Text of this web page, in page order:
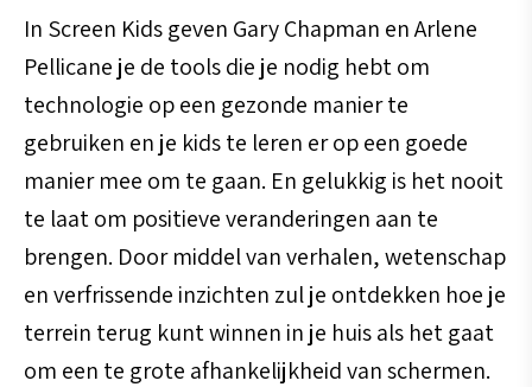
In Screen Kids geven Gary Chapman en Arlene
Pellicane je de tools die je nodig hebt om
technologie op een gezonde manier te
gebruiken en je kids te leren er op een goede
manier mee om te gaan. En gelukkig is het nooit
te laat om positieve veranderingen aan te
brengen. Door middel van verhalen, wetenschap
en verfrissende inzichten zul je ontdekken hoe je
terrein terug kunt winnen in je huis als het gaat
om een te grote afhankelijkheid van schermen.